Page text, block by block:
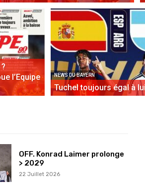
l’Equipe
NEWS DU BAYERN
Tuchel toujours égal à
OFF. Konrad Laimer prolonge
> 2029
22 Juillet 2026